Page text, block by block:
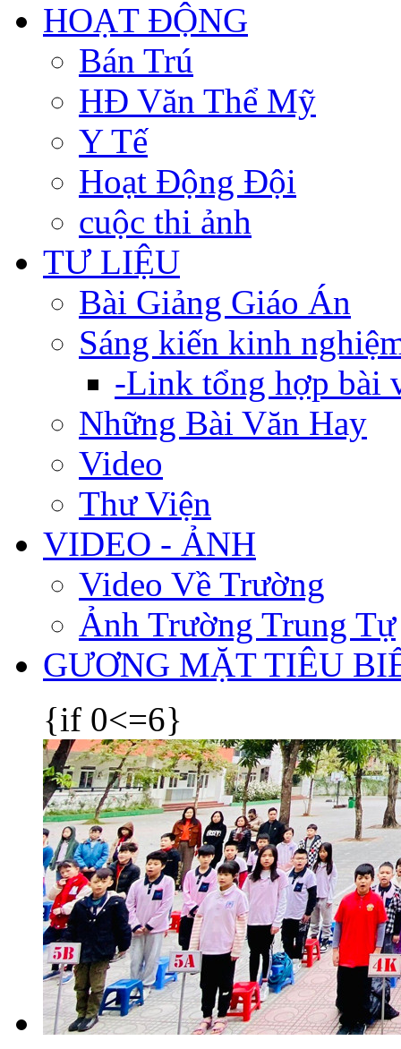
HOẠT ĐỘNG
Bán Trú
HĐ Văn Thể Mỹ
Y Tế
Hoạt Động Đội
cuộc thi ảnh
TƯ LIỆU
Bài Giảng Giáo Án
Sáng kiến kinh
-Link tổng hợp bài
Những Bài Văn Hay
Video
Thư Viện
VIDEO - ẢNH
Video Về Trường
Ảnh Trường Trung Tự
GƯƠNG MẶT TIÊU
{if 0<=6}